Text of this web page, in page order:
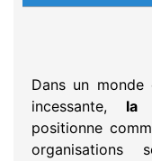
Dans un monde
incessante, la
positionne
organisations